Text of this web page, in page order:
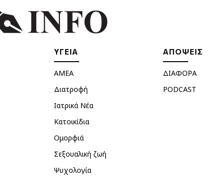
ΥΓΕΙΑ
ΑΜΕΑ
Διατροφή
Ιατρικά Νέα
Κατοικίδια
Ομορφιά
Σεξουαλική ζωή
Ψυχολογία
ΑΠΟΨΕΙΣ
ΔΙΑΦΟΡΑ
PODCAST